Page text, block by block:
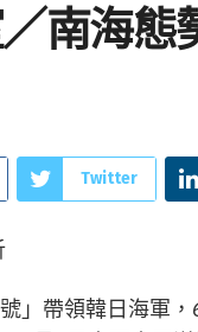
南海態
Twitter
」帶領韓日海軍